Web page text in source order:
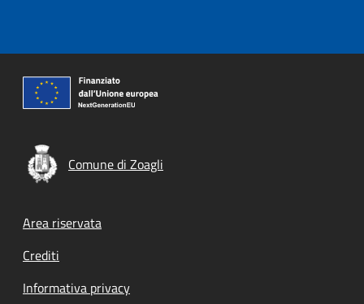
Comune di Zoagli
Footer menu
Area riservata
Crediti
Informativa privacy